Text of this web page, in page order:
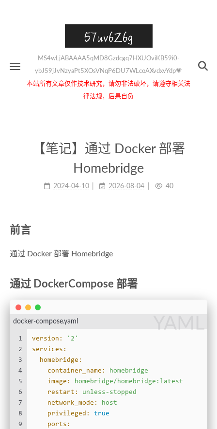
57uv6Z6g
MS4wLjABAAAA5qMD8Gzdcgq7HXUOviKB59i0-
ybJ59jJvNzyaPt5XOsVNqP6DU7WLcoAXvdxvYdp💗
本站所有文章仅作技术研究，请勿非法破坏，请遵守相关法
律法规，后果自负
【笔记】通过 Docker 部署
Homebridge
2024-04-10 2026-08-04 40
前言
通过 Docker 部署 Homebridge
通过 DockerCompose 部署
YAML
docker-compose.yaml
1
2
3
4
5
6
7
8
9
version:
'2'
services:
homebridge:
container_name:
homebridge
image:
homebridge/homebridge:latest
restart:
unless-stopped
network_mode:
host
privileged:
true
ports: